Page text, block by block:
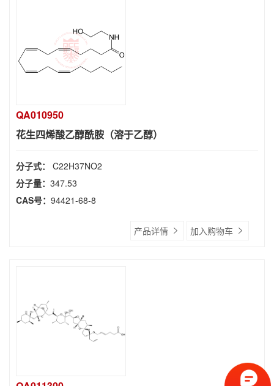
QA010950
花生四烯酸乙醇酰胺（溶于乙醇）
分子式： C22H37NO2
分子量： 347.53
CAS号： 94421-68-8
产品详情 加入购物车